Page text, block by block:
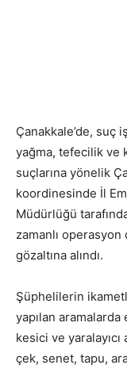
Çanakkale’de, suç
yağma, tefecilik ve
suçlarına yönelik
koordinesinde İl
Müdürlüğü
zamanlı
gözaltına alındı.
Şüphelilerin
yapılan
kesici ve yaralayıcı
çek, senet, tapu,